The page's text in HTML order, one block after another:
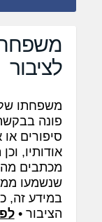
משפחת
לציבור
משפחתו
פונה
סיפורים
אודותיו,
מכתבים
שנשמעו
במידע זה,
הציבור •